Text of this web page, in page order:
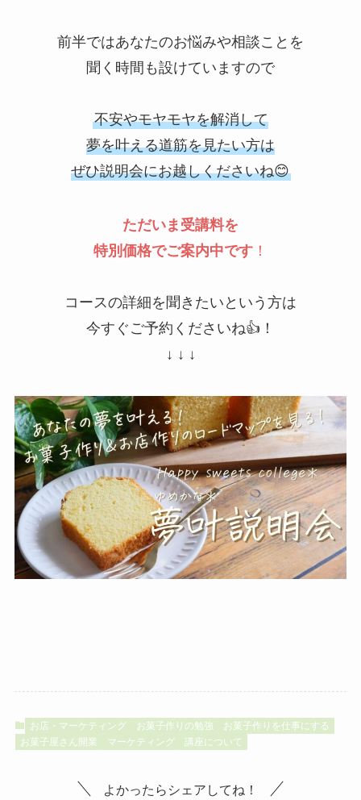
前半ではあなたのお悩みや相談ことを
聞く時間も設けていますので
不安やモヤモヤを解消して
夢を叶える道筋を見たい方は
ぜひ説明会にお越しくださいね😊
ただいま 受講料を
特別価格でご案内中です ！
コースの詳細を聞きたいという方は
今すぐご予約くださいね👍！
↓ ↓ ↓
お店・マーケティング お菓子作りの勉強
お菓子作りを仕事にする
お菓子屋さん開業
マーケティング 講座について
よかったらシェアしてね！